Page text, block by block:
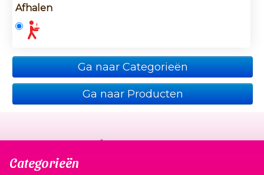
Afhalen
Ga naar Categorieën
Ga naar Producten
Categorieën